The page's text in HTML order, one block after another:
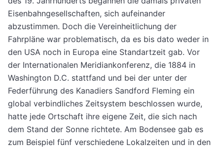
Eisenbahngesellschaften, sich aufeinander
abzustimmen. Doch die Vereinheitlichung der
Fahrpläne war problematisch, da es bis dato weder in
den USA noch in Europa eine Standartzeit gab. Vor
der Internationalen Meridiankonferenz, die 1884 in
Washington D.C. stattfand und bei der unter der
Federführung des Kanadiers Sandford Fleming ein
global verbindliches Zeitsystem beschlossen wurde,
hatte jede Ortschaft ihre eigene Zeit, die sich nach
dem Stand der Sonne richtete. Am Bodensee gab es
zum Beispiel fünf verschiedene Lokalzeiten und in den